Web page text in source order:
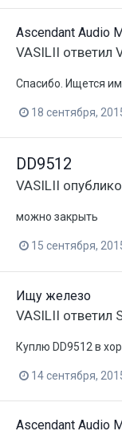
Ascendant Audio
VASILII ответил
Спасибо. Ищется
18 сентября,
DD9512
VASILII
можно закрыть
15 сентября,
Ищу железо
VASILII ответил
Куплю DD9512 в
14 сентября,
Ascendant Audio